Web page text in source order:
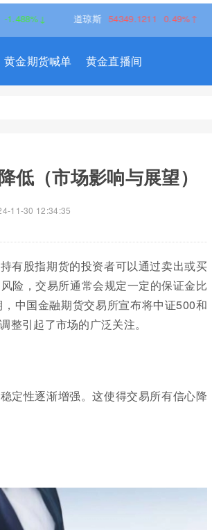
道琼斯 54349.1211 0.49%↑ 纳斯达克
黄金期货喊单 黄金直播间
低（市场影响与展望）
11-30 12:34:35
有股指期货的投资者可以通过卖出或买
险，交易所通常会规定一定的保证金比
中国金融期货交易所宣布将中证500和
引起了市场的广泛关注。
定性逐渐增强。这使得交易所有信心降